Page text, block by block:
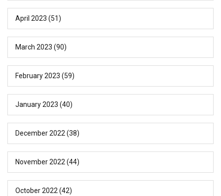
April 2023 (51)
March 2023 (90)
February 2023 (59)
January 2023 (40)
December 2022 (38)
November 2022 (44)
October 2022 (42)